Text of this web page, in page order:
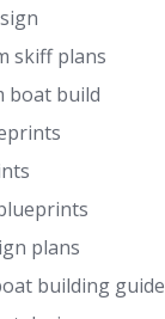
skiff plans
boat build
plans
building guide